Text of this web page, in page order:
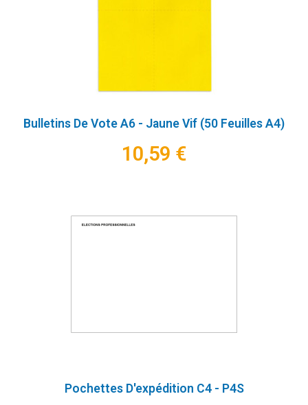
Bulletins De Vote A6 - Jaune Vif (50 Feuilles A4)
10,59 €
Pochettes D'expédition C4 - P4S